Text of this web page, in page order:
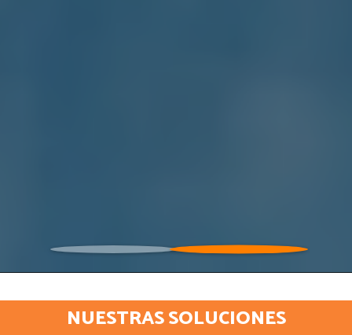
NUESTRAS SOLUCIONES